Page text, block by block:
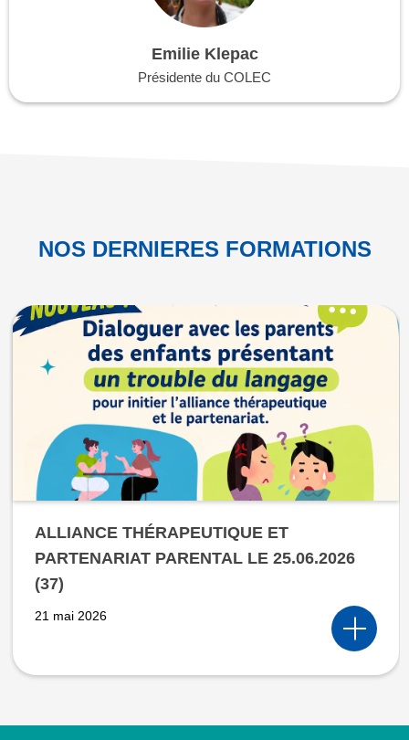
Emilie Klepac
Présidente du COLEC
NOS DERNIERES FORMATIONS
ALLIANCE THÉRAPEUTIQUE ET
PARTENARIAT PARENTAL LE 25.06.2026
(37)
21 mai 2026